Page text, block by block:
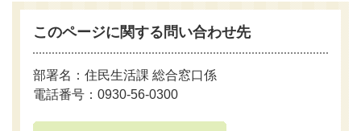
このページに関する問い合わせ先
部署名：住民生活課 総合窓口係
電話番号：0930-56-0300